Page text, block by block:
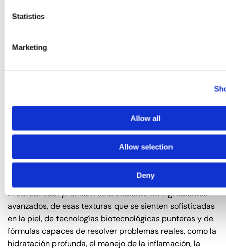
Statistics
Marketing
Allow all
Allow selection
Deny
para el posicionamiento de cualquier marca cosmética
realmente novedosas, que demuestren su eficacia y que
barniz estético. No puede limitarse al diseño visual o al
. Tiene que integrarse con valentía y
profundidad en el corazón de la formulación, en la
experiencia que tiene el usuario, en la tecnología
cosmética que se emplea y en la manera en que la
El consumidorpremiumestá sediento de ingredientes
avanzados, de esas texturas que se sienten sofisticadas
en la piel, de tecnologías biotecnológicas punteras y de
fórmulas capaces de resolver problemas reales, como la
hidratación profunda, el manejo de la inflamación, la